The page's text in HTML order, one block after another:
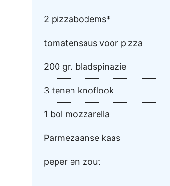
2 pizzabodems*
tomatensaus voor pizza
200 gr. bladspinazie
3 tenen knoflook
1 bol mozzarella
Parmezaanse kaas
peper en zout